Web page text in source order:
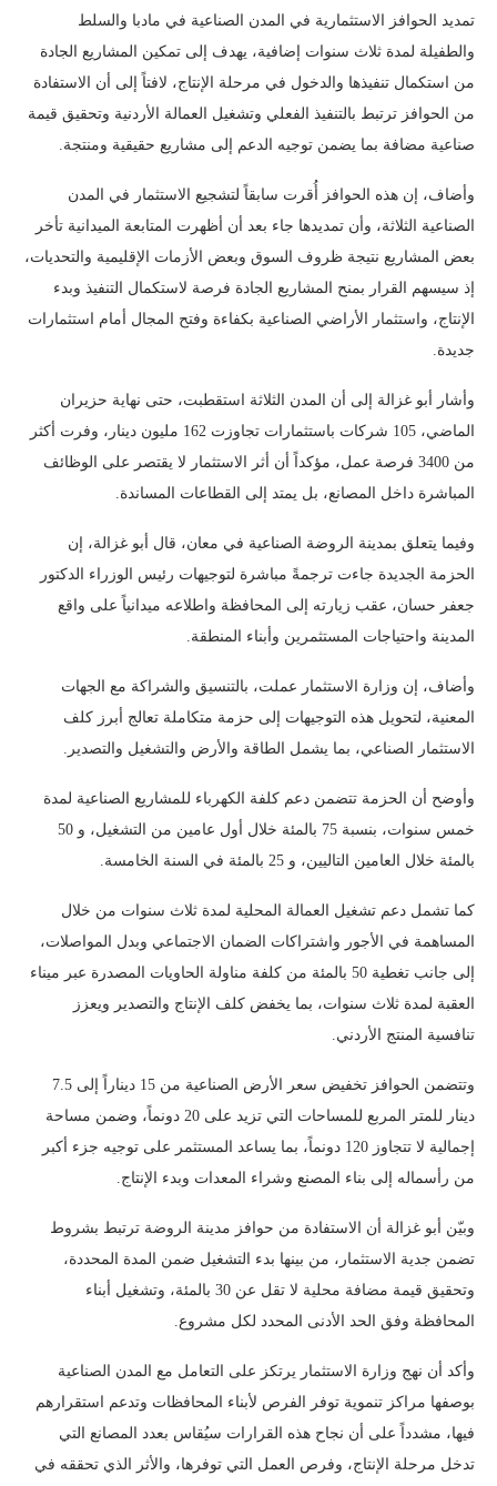
تمديد الحوافز الاستثمارية في المدن الصناعية في مادبا والسلط
والطفيلة لمدة ثلاث سنوات إضافية، يهدف إلى تمكين المشاريع الجادة
من استكمال تنفيذها والدخول في مرحلة الإنتاج، لافتاً إلى أن الاستفادة
من الحوافز ترتبط بالتنفيذ الفعلي وتشغيل العمالة الأردنية وتحقيق قيمة
صناعية مضافة بما يضمن توجيه الدعم إلى مشاريع حقيقية ومنتجة.
وأضاف، إن هذه الحوافز أُقرت سابقاً لتشجيع الاستثمار في المدن
الصناعية الثلاثة، وأن تمديدها جاء بعد أن أظهرت المتابعة الميدانية تأخر
بعض المشاريع نتيجة ظروف السوق وبعض الأزمات الإقليمية والتحديات،
إذ سيسهم القرار بمنح المشاريع الجادة فرصة لاستكمال التنفيذ وبدء
الإنتاج، واستثمار الأراضي الصناعية بكفاءة وفتح المجال أمام استثمارات
جديدة.
وأشار أبو غزالة إلى أن المدن الثلاثة استقطبت، حتى نهاية حزيران
الماضي، 105 شركات باستثمارات تجاوزت 162 مليون دينار، وفرت أكثر
من 3400 فرصة عمل، مؤكداً أن أثر الاستثمار لا يقتصر على الوظائف
المباشرة داخل المصانع، بل يمتد إلى القطاعات المساندة.
وفيما يتعلق بمدينة الروضة الصناعية في معان، قال أبو غزالة، إن
الحزمة الجديدة جاءت ترجمةً مباشرة لتوجيهات رئيس الوزراء الدكتور
جعفر حسان، عقب زيارته إلى المحافظة واطلاعه ميدانياً على واقع
المدينة واحتياجات المستثمرين وأبناء المنطقة.
وأضاف، إن وزارة الاستثمار عملت، بالتنسيق والشراكة مع الجهات
المعنية، لتحويل هذه التوجيهات إلى حزمة متكاملة تعالج أبرز كلف
الاستثمار الصناعي، بما يشمل الطاقة والأرض والتشغيل والتصدير.
وأوضح أن الحزمة تتضمن دعم كلفة الكهرباء للمشاريع الصناعية لمدة
خمس سنوات، بنسبة 75 بالمئة خلال أول عامين من التشغيل، و 50
بالمئة خلال العامين التاليين، و 25 بالمئة في السنة الخامسة.
كما تشمل دعم تشغيل العمالة المحلية لمدة ثلاث سنوات من خلال
المساهمة في الأجور واشتراكات الضمان الاجتماعي وبدل المواصلات،
إلى جانب تغطية 50 بالمئة من كلفة مناولة الحاويات المصدرة عبر ميناء
العقبة لمدة ثلاث سنوات، بما يخفض كلف الإنتاج والتصدير ويعزز
تنافسية المنتج الأردني.
وتتضمن الحوافز تخفيض سعر الأرض الصناعية من 15 ديناراً إلى 7.5
دينار للمتر المربع للمساحات التي تزيد على 20 دونماً، وضمن مساحة
إجمالية لا تتجاوز 120 دونماً، بما يساعد المستثمر على توجيه جزء أكبر
من رأسماله إلى بناء المصنع وشراء المعدات وبدء الإنتاج.
وبيّن أبو غزالة أن الاستفادة من حوافز مدينة الروضة ترتبط بشروط
تضمن جدية الاستثمار، من بينها بدء التشغيل ضمن المدة المحددة،
وتحقيق قيمة مضافة محلية لا تقل عن 30 بالمئة، وتشغيل أبناء
المحافظة وفق الحد الأدنى المحدد لكل مشروع.
وأكد أن نهج وزارة الاستثمار يرتكز على التعامل مع المدن الصناعية
بوصفها مراكز تنموية توفر الفرص لأبناء المحافظات وتدعم استقرارهم
فيها، مشدداً على أن نجاح هذه القرارات سيُقاس بعدد المصانع التي
تدخل مرحلة الإنتاج، وفرص العمل التي توفرها، والأثر الذي تحققه في